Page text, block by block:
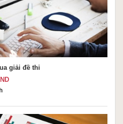
giải đề thi